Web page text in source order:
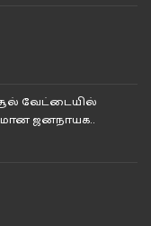
வேட்டையில்
ஜனநாயக..